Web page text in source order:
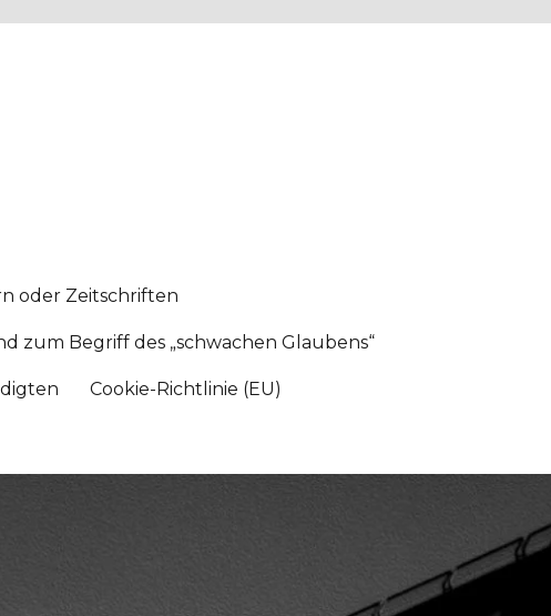
oder Zeitschriften
zum Begriff des „schwachen Glaubens“
Cookie-Richtlinie (EU)